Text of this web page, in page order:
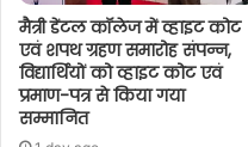
मैत्री डेंटल कॉलेज में व्हाइट कोट
एवं शपथ ग्रहण समारोह संपन्न,
विद्यार्थियों को व्हाइट कोट एवं
प्रमाण-पत्र से किया गया
सम्मानित